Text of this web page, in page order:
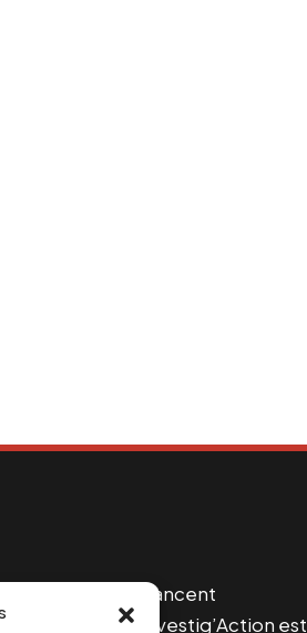
des guerres financent
depuis 2004, Investig’Action est